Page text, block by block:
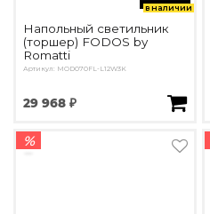
в наличии
Напольный светильник
(торшер) FODOS by
Romatti
Артикул: MOD070FL-L12W3K
29 968 ₽
%